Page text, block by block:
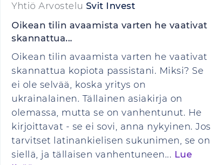
Yhtiö Arvostelu Svit Invest
Oikean tilin avaamista varten he vaativat
skannattua...
Oikean tilin avaamista varten he vaativat
skannattua kopiota passistani. Miksi? Se
ei ole selvää, koska yritys on
ukrainalainen. Tällainen asiakirja on
olemassa, mutta se on vanhentunut. He
kirjoittavat - se ei sovi, anna nykyinen. Jos
tarvitset latinankielisen sukunimen, se on
siellä, ja tällaisen vanhentuneen... Lue